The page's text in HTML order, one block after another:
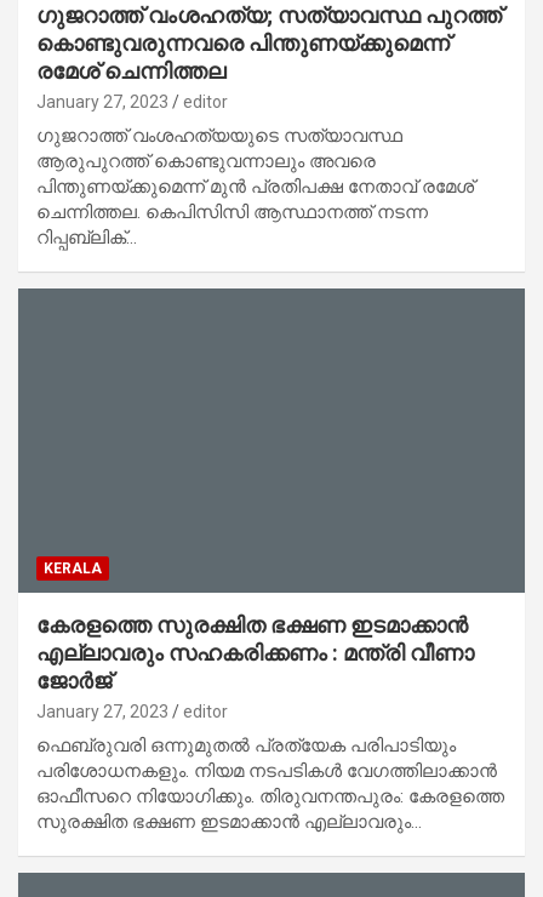
ഗുജറാത്ത് വംശഹത്യ; സത്യാവസ്ഥ പുറത്ത്
കൊണ്ടുവരുന്നവരെ പിന്തുണയ്ക്കുമെന്ന്
രമേശ് ചെന്നിത്തല
January 27, 2023 editor
ഗുജറാത്ത് വംശഹത്യയുടെ സത്യാവസ്ഥ
ആരുപുറത്ത് കൊണ്ടുവന്നാലും അവരെ
പിന്തുണയ്ക്കുമെന്ന് മുന്‍ പ്രതിപക്ഷ നേതാവ് രമേശ്
ചെന്നിത്തല. കെപിസിസി ആസ്ഥാനത്ത് നടന്ന
റിപ്പബ്ലിക്…
KERALA
കേരളത്തെ സുരക്ഷിത ഭക്ഷണ ഇടമാക്കാന്‍
എല്ലാവരും സഹകരിക്കണം : മന്ത്രി വീണാ
ജോര്‍ജ്
January 27, 2023 editor
ഫെബ്രുവരി ഒന്നുമുതല്‍ പ്രത്യേക പരിപാടിയും
പരിശോധനകളും. നിയമ നടപടികള്‍ വേഗത്തിലാക്കാന്‍
ഓഫീസറെ നിയോഗിക്കും. തിരുവനന്തപുരം: കേരളത്തെ
സുരക്ഷിത ഭക്ഷണ ഇടമാക്കാന്‍ എല്ലാവരും…